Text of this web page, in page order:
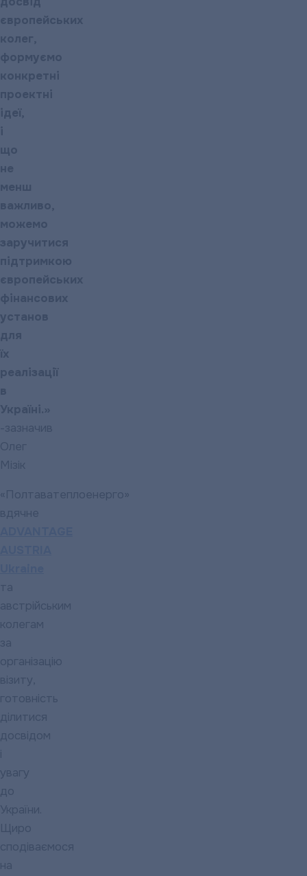
європейських
колег,
формуємо
конкретні
проектні
ідеї,
і
що
не
менш
важливо,
можемо
заручитися
підтримкою
європейських
фінансових
установ
для
їх
реалізації
в
Україні.»
-зазначив
Олег
Мізік
«Полтаватеплоенерго»
вдячне
та
австрійським
колегам
за
організацію
візиту,
готовність
ділитися
досвідом
і
увагу
до
України.
Щиро
сподіваємося
на